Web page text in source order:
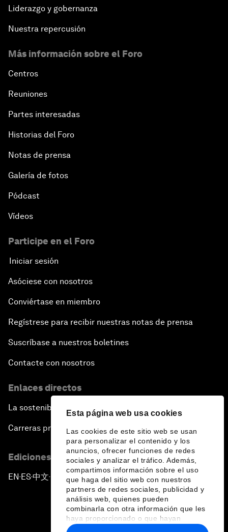
Esta página web usa cookies
Las cookies de este sitio web se usan
para personalizar el contenido y los
anuncios, ofrecer funciones de redes
sociales y analizar el tráfico. Además,
compartimos información sobre el uso
que haga del sitio web con nuestros
partners de redes sociales, publicidad y
análisis web, quienes pueden
combinarla con otra información que les
haya proporcionado o que hayan
recopilado a partir del uso que haya
Liderazgo y gobernanza
Nuestra repercusión
Más información sobre el Foro
Centros
Reuniones
Partes interesadas
Historias del Foro
Notas de prensa
Galería de fotos
Pódcast
Vídeos
Participe en el Foro
Iniciar sesión
Asóciese con nosotros
Conviértase en miembro
Regístrese para recibir nuestras notas de prensa
Suscríbase a nuestros boletines
Contacte con nosotros
Enlaces directos
La sostenibilidad en el Foro
Carreras profesionales
Ediciones en otros idiomas
EN ▪ES▪中文▪ 日本語